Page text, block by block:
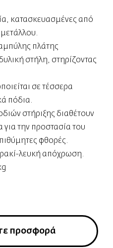
κατασκευασμένες από
πλάτης
στήλη, στηρίζοντας
σε τέσσερα
πόδια.
στήριξης διαθέτουν
την προστασία του
φθορές.
λευκή απόχρωση.
προσφορά